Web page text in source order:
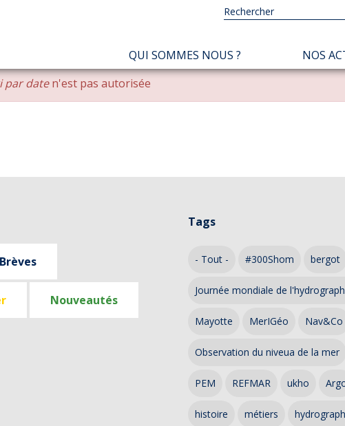
NAVIGATION
PRINCIPALE
QUI SOMMES NOUS ? NOS
par daten'est pas autorisée
Brèves
Nouveautés
Tags
- Tout - #300Shom bergot
Journée mondiale de
Mayotte MerIGéo Nav&Co
Observation du niveua de la mer
PEM REFMAR ukho
histoire métiers